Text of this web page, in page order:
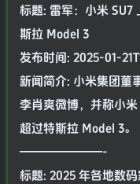
标题: 雷军：小米 SU7
斯拉 Model 3
发布时间: 2025-01-
新闻简介: 小米集团董
李肖爽微博，并称小
超过特斯拉 Model 3。
———————-
标题: 2025 年各地数